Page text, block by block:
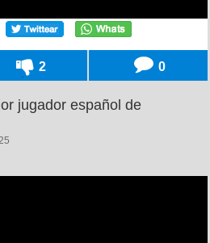
2 0
jugador español de